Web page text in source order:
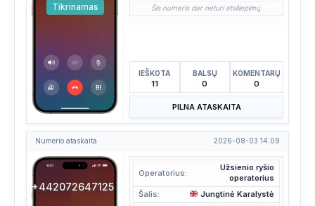
Tikrinamas Šis numeris dar neturi atsiliepimų.
IEŠKOTA
11
BALSŲ
0
KOMENTARŲ
0
PILNA ATASKAITA
Numerio ataskaita 2026-08-03 14:09
+442072647125
Operatorius:
Užsienio ryšio
operatorius
Šalis:
Jungtinė Karalystė